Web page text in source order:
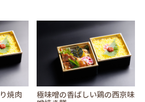
焼肉
極味噌の香ばしい鶏の西京味